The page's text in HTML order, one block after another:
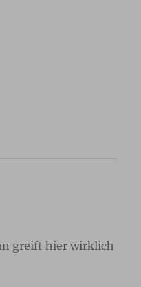
greift hier wirklich